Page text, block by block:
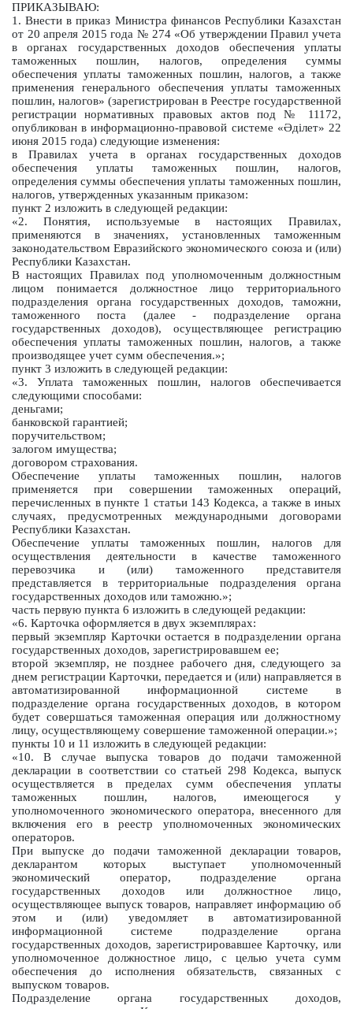
ПРИКАЗЫВАЮ:
1. Внести в приказ Министра финансов Республики Казахстан
от 20 апреля 2015 года № 274 «Об утверждении Правил учета
в органах государственных доходов обеспечения уплаты
таможенных пошлин, налогов, определения суммы
обеспечения уплаты таможенных пошлин, налогов, а также
применения генерального обеспечения уплаты таможенных
пошлин, налогов» (зарегистрирован в Реестре государственной
регистрации нормативных правовых актов под № 11172,
опубликован в информационно-правовой системе «Әділет» 22
июня 2015 года) следующие изменения:
в Правилах учета в органах государственных доходов
обеспечения уплаты таможенных пошлин, налогов,
определения суммы обеспечения уплаты таможенных пошлин,
налогов, утвержденных указанным приказом:
пункт 2 изложить в следующей редакции:
«2. Понятия, используемые в настоящих Правилах,
применяются в значениях, установленных таможенным
законодательством Евразийского экономического союза и (или)
Республики Казахстан.
В настоящих Правилах под уполномоченным должностным
лицом понимается должностное лицо территориального
подразделения органа государственных доходов, таможни,
таможенного поста (далее - подразделение органа
государственных доходов), осуществляющее регистрацию
обеспечения уплаты таможенных пошлин, налогов, а также
производящее учет сумм обеспечения.»;
пункт 3 изложить в следующей редакции:
«3. Уплата таможенных пошлин, налогов обеспечивается
следующими способами:
деньгами;
банковской гарантией;
поручительством;
залогом имущества;
договором страхования.
Обеспечение уплаты таможенных пошлин, налогов
применяется при совершении таможенных операций,
перечисленных в пункте 1 статьи 143 Кодекса, а также в иных
случаях, предусмотренных международными договорами
Республики Казахстан.
Обеспечение уплаты таможенных пошлин, налогов для
осуществления деятельности в качестве таможенного
перевозчика и (или) таможенного представителя
представляется в территориальные подразделения органа
государственных доходов или таможню.»;
часть первую пункта 6 изложить в следующей редакции:
«6. Карточка оформляется в двух экземплярах:
первый экземпляр Карточки остается в подразделении органа
государственных доходов, зарегистрировавшем ее;
второй экземпляр, не позднее рабочего дня, следующего за
днем регистрации Карточки, передается и (или) направляется в
автоматизированной информационной системе в
подразделение органа государственных доходов, в котором
будет совершаться таможенная операция или должностному
лицу, осуществляющему совершение таможенной операции.»;
пункты 10 и 11 изложить в следующей редакции:
«10. В случае выпуска товаров до подачи таможенной
декларации в соответствии со статьей 298 Кодекса, выпуск
осуществляется в пределах сумм обеспечения уплаты
таможенных пошлин, налогов, имеющегося у
уполномоченного экономического оператора, внесенного для
включения его в реестр уполномоченных экономических
операторов.
При выпуске до подачи таможенной декларации товаров,
декларантом которых выступает уполномоченный
экономический оператор, подразделение органа
государственных доходов или должностное лицо,
осуществляющее выпуск товаров, направляет информацию об
этом и (или) уведомляет в автоматизированной
информационной системе подразделение органа
государственных доходов, зарегистрировавшее Карточку, или
уполномоченное должностное лицо, с целью учета сумм
обеспечения до исполнения обязательств, связанных с
выпуском товаров.
Подразделение органа государственных доходов,